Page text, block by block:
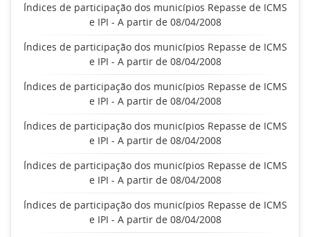
Índices de participação dos municípios Repasse de ICMS
e IPI - A partir de 08/04/2008
Índices de participação dos municípios Repasse de ICMS
e IPI - A partir de 08/04/2008
Índices de participação dos municípios Repasse de ICMS
e IPI - A partir de 08/04/2008
Índices de participação dos municípios Repasse de ICMS
e IPI - A partir de 08/04/2008
Índices de participação dos municípios Repasse de ICMS
e IPI - A partir de 08/04/2008
Índices de participação dos municípios Repasse de ICMS
e IPI - A partir de 08/04/2008